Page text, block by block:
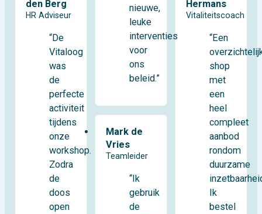
den Berg
HR Adviseur
“De
Vitaloog
was
de
perfecte
activiteit
tijdens
onze
workshop.
Zodra
de
doos
open
nieuwe,
leuke
interventies
voor
ons
beleid.”
Mark de
Vries
Teamleider
“Ik
gebruik
de
Hermans
Vitaliteitscoach
“Een
shop
met
een
heel
compleet
aanbod
rondom
duurzame
Ik
bestel